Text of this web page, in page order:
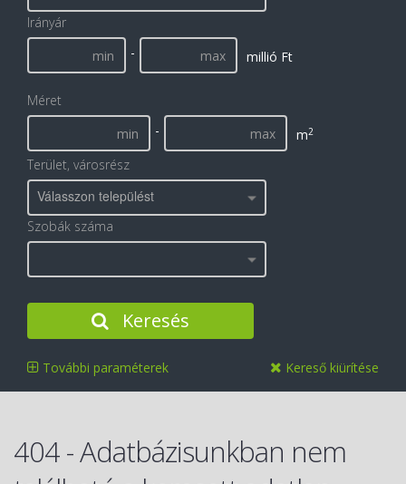
Irányár
-
millió Ft
Méret
-
m2
Terület, városrész
Válasszon települést
Szobák száma
Keresés
További paraméterek Kereső kiürítése
404 - Adatbázisunkban nem